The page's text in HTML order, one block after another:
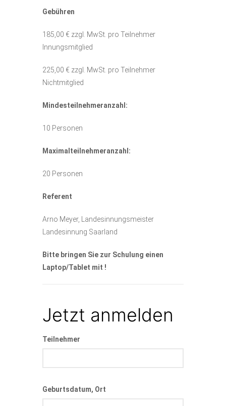
Gebühren
185,00 € zzgl. MwSt. pro Teilnehmer
Innungsmitglied
225,00 € zzgl. MwSt. pro Teilnehmer
Nichtmitglied
Mindesteilnehmeranzahl:
10 Personen
Maximalteilnehmeranzahl:
20 Personen
Referent
Arno Meyer, Landesinnungsmeister
Landesinnung Saarland
Bitte bringen Sie zur Schulung einen
Laptop/Tablet mit !
Jetzt anmelden
Teilnehmer
Geburtsdatum, Ort